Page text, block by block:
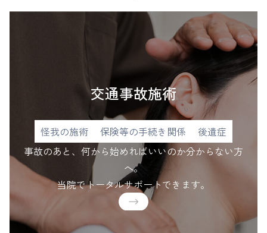
交通事故施術
怪我の施術 保険等の手続き関係
後遺症
事故のあと、何から始めればいいのか分からない方
へ。
​​​​​​​当院でトータルサポートできます。